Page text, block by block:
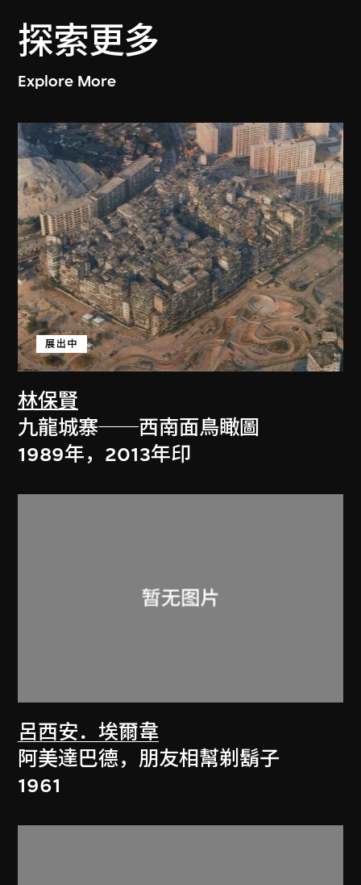
探索更多
Explore More
林保賢
展出中
九龍城寨──西南面鳥瞰圖
1989年，2013年印
呂西安．埃爾韋
阿美達巴德，朋友相幫剃鬍子
1961